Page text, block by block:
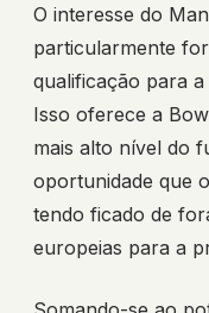
O interesse do
particularmente
qualificação para a
Isso oferece a
mais alto nível do
oportunidade que
tendo ficado de
europeias para a